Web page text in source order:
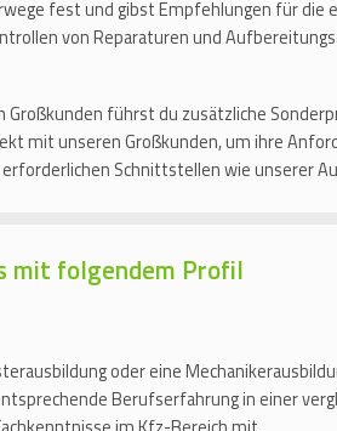
fest und gibst Empfehlungen für
von Reparaturen und
Großkunden führst du zusätzliche
mit unseren Großkunden, um ihre
Schnittstellen wie unserer
mit folgendem Profil
oder eine
Berufserfahrung in einer